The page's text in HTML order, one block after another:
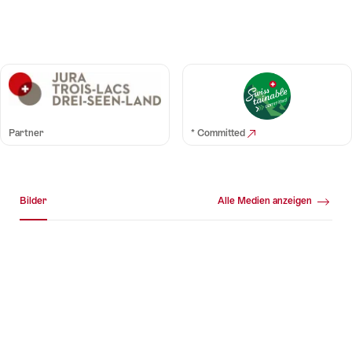
Partner * Committed
Bilder Alle Medien anzeigen